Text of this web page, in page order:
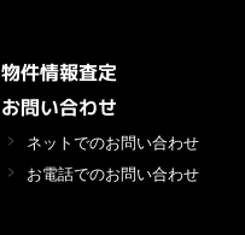
物件情報査定
お問い合わせ
ネットでのお問い合わせ
お電話でのお問い合わせ